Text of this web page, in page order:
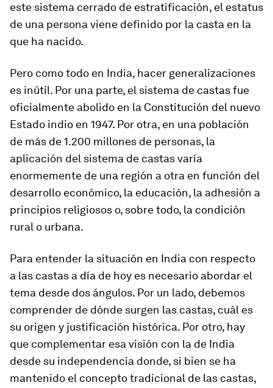
este sistema cerrado de estratificación, el estatus
de una persona viene definido por la casta en la
que ha nacido.
Pero como todo en India, hacer generalizaciones
es inútil. Por una parte, el sistema de castas fue
oficialmente abolido en la Constitución del nuevo
Estado indio en 1947. Por otra, en una población
de más de 1.200 millones de personas, la
aplicación del sistema de castas varía
enormemente de una región a otra en función del
desarrollo económico, la educación, la adhesión a
principios religiosos o, sobre todo, la condición
rural o urbana.
Para entender la situación en India con respecto
a las castas a día de hoy es necesario abordar el
tema desde dos ángulos. Por un lado, debemos
comprender de dónde surgen las castas, cuál es
su origen y justificación histórica. Por otro, hay
que complementar esa visión con la de India
desde su independencia donde, si bien se ha
mantenido el concepto tradicional de las castas,